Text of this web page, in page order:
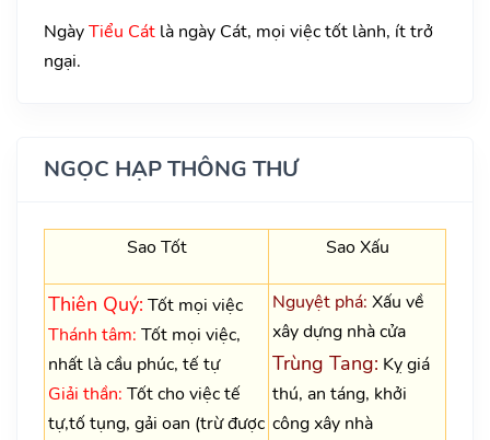
NgàyTiểu Cát là ngày Cát, mọi việc tốt lành, ít trở
ngại.
NGỌC HẠP THÔNG THƯ
Sao Tốt Sao Xấu
Thiên Quý: Tốt mọi việc
Thánh tâm: Tốt mọi việc,
nhất là cầu phúc, tế tự
Giải thần: Tốt cho việc tế
tự,tố tụng, gải oan (trừ được
Nguyệt phá: Xấu về
xây dựng nhà cửa
Trùng Tang: Kỵ giá
thú, an táng, khởi
công xây nhà